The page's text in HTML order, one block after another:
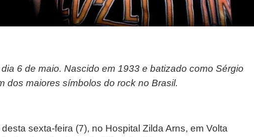
6 de maio. Nascido em 1933 e batizado como Sérgio
dos maiores símbolos do rock no Brasil.
sexta-feira (7), no Hospital Zilda Arns, em Volta